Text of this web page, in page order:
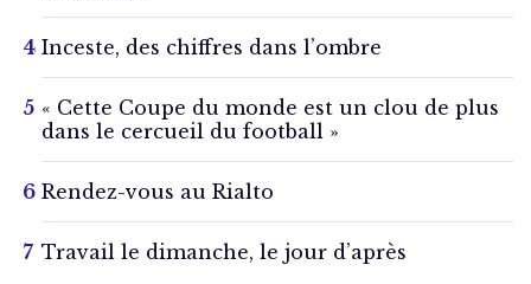
Inceste, des chiffres dans l’ombre
« Cette Coupe du monde est un clou de plus
dans le cercueil du football »
Rendez-vous au Rialto
Travail le dimanche, le jour d’après